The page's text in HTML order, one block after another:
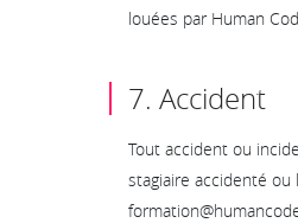
louées par Human
7. Accident
Tout accident ou
stagiaire accidenté ou